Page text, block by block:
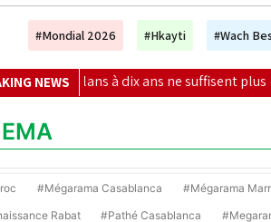
#Mondial 2026 #Hkayti #Wach
NEWS
ans ne suffisent plus (Unesco) |
#Mégarama Casablanca #Mégarama
Rabat #Pathé Casablanca